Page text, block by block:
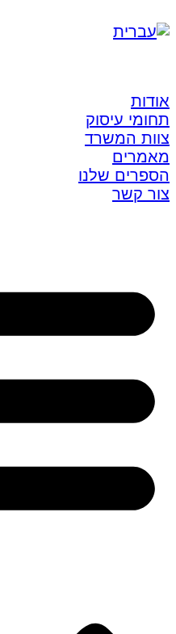
אודות
תחומי עיסוק
צוות המשרד
מאמרים
הספרים שלנו
צור קשר